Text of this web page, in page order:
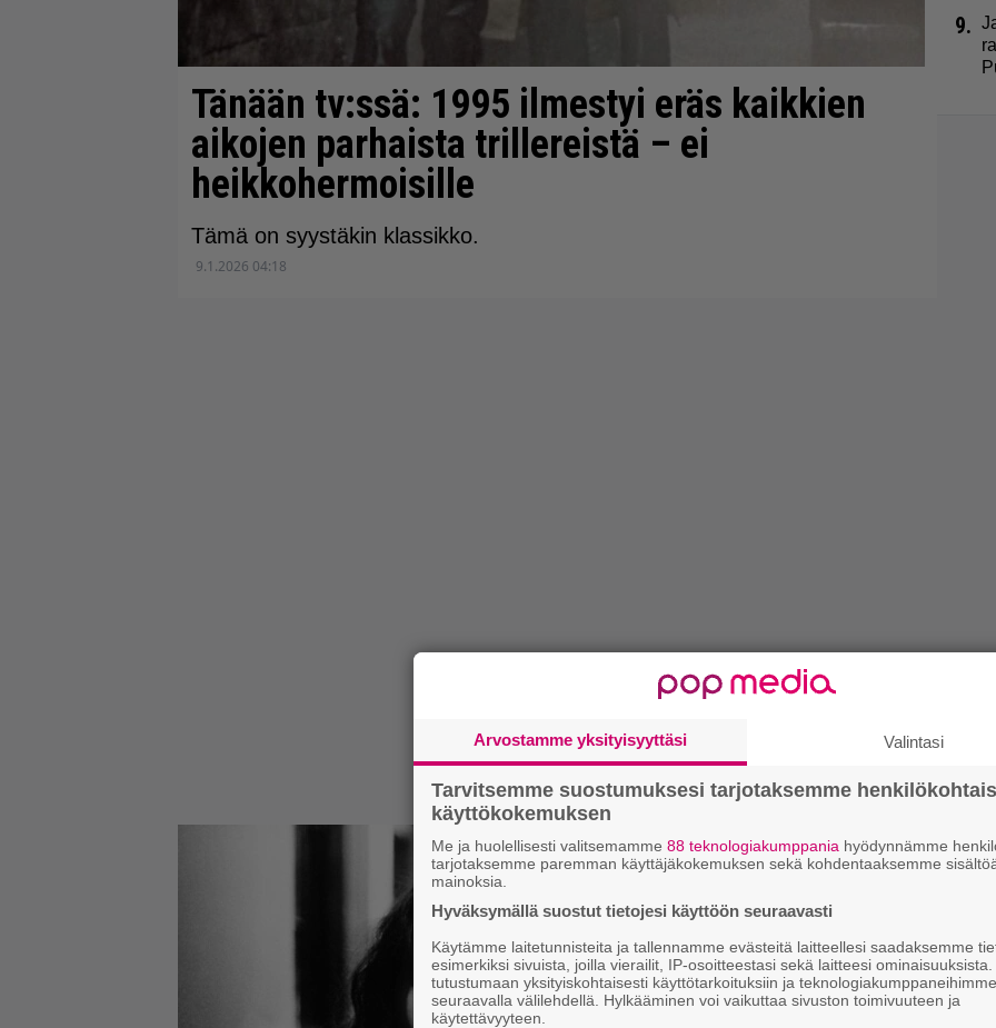
Tänään tv:ssä: 1995 ilmestyi eräs kaikkien
aikojen parhaista trillereistä – ei
heikkohermoisille
Tämä on syystäkin klassikko.
9.1.2026 04:18
9.
Arvostamme yksityisyyttäsi Valintasi
Tarvitsemme suostumuksesi tarjotaksemme
käyttökokemuksen
Me ja huolellisesti valitsemamme 88 teknologiakumppania hyödynnämme
tarjotaksemme paremman käyttäjäkokemuksen sekä kohdentaaksemme
mainoksia.
Hyväksymällä suostut tietojesi käyttöön seuraavasti
Käytämme laitetunnisteita ja tallennamme evästeitä laitteellesi saadaksemme
esimerkiksi sivuista, joilla vierailit, IP-osoitteestasi sekä laitteesi
tutustumaan yksityiskohtaisesti käyttötarkoituksiin ja teknologiakumppaneihimme
seuraavalla välilehdellä. Hylkääminen voi vaikuttaa sivuston toimivuuteen ja
käytettävyyteen.